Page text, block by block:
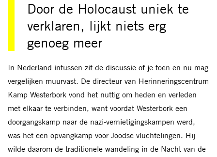
Door de Holocaust uniek te
verklaren, lijkt niets erg
genoeg meer
In Nederland intussen zit de discussie of je toen en nu mag
vergelijken muurvast. De directeur van Herinneringscentrum
Kamp Westerbork vond het nuttig om heden en verleden
met elkaar te verbinden, want voordat Westerbork een
doorgangskamp naar de nazi-vernietigingskampen werd,
was het een opvangkamp voor Joodse vluchtelingen. Hij
wilde daarom de traditionele wandeling in de Nacht van de